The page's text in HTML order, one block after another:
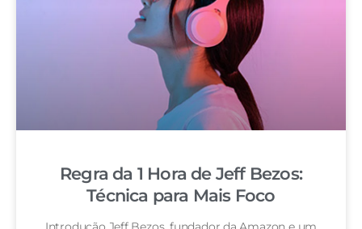
Regra da 1 Hora de Jeff Bezos:
Técnica para Mais Foco